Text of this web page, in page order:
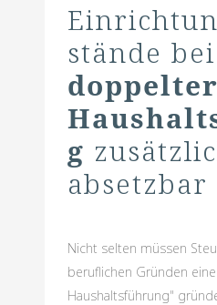
stände bei
doppelter
g
absetzbar
Nicht selten müssen
beruflichen Gründen
Haushaltsführung"